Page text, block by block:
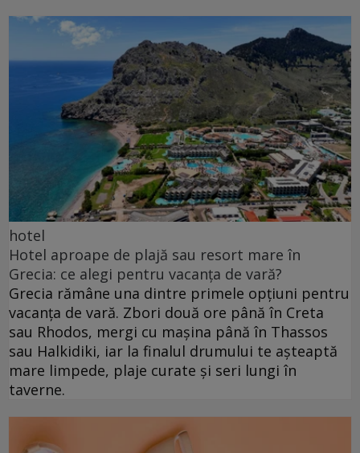
hotel
Hotel aproape de plajă sau resort mare în
Grecia: ce alegi pentru vacanța de vară?
Grecia rămâne una dintre primele opțiuni pentru
vacanța de vară. Zbori două ore până în Creta
sau Rhodos, mergi cu mașina până în Thassos
sau Halkidiki, iar la finalul drumului te așteaptă
mare limpede, plaje curate și seri lungi în
taverne.